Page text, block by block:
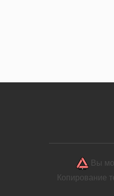
Вы
Копирование